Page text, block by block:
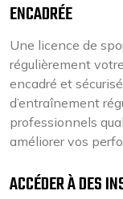
ENCADRÉE
Une licence de
régulièrement
encadré et
d’entraînement
professionnels
améliorer vos
ACCÉDER À DES